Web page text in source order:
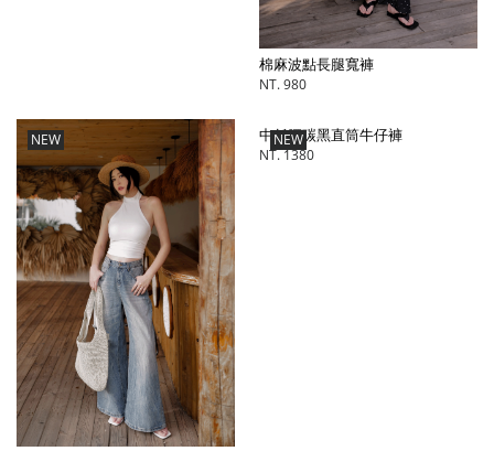
棉麻波點長腿寬褲
NT. 980
NEW NEW
中低腰碳黑直筒牛仔褲
NT. 1380